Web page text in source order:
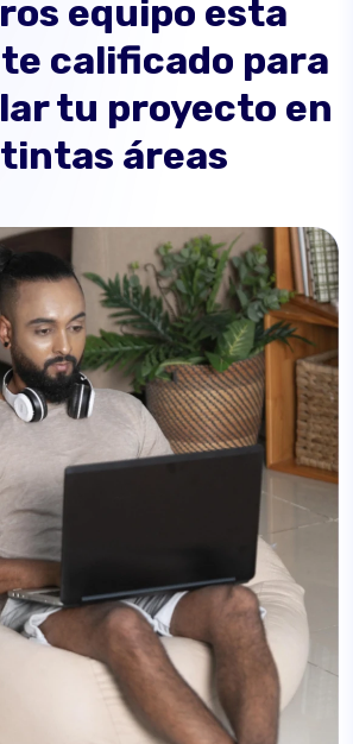
equipo esta
calificado para
tu proyecto en
áreas